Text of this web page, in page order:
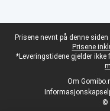
Juridisk bunntekst
Prisene nevnt på denne
Prisene
*Leveringstidene gjelder
Om
©